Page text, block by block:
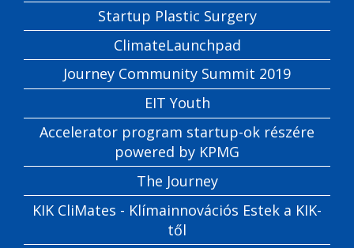
Startup Plastic Surgery
ClimateLaunchpad
Journey Community Summit 2019
EIT Youth
Accelerator program startup-ok részére
powered by KPMG
The Journey
KIK CliMates - Klímainnovációs Estek a KIK-
től